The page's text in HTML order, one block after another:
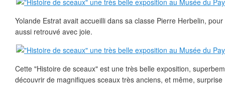
Yolande Estrat avait accueilli dans sa classe Pierre Herbelin,
aussi retrouvé avec joie.
Cette "Histoire de sceaux" est une très belle exposition,
découvrir de magnifiques sceaux très anciens, et même,